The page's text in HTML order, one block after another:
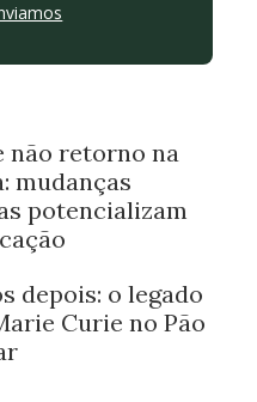
não retorno na
mudanças
potencializam
depois: o legado
Curie no Pão